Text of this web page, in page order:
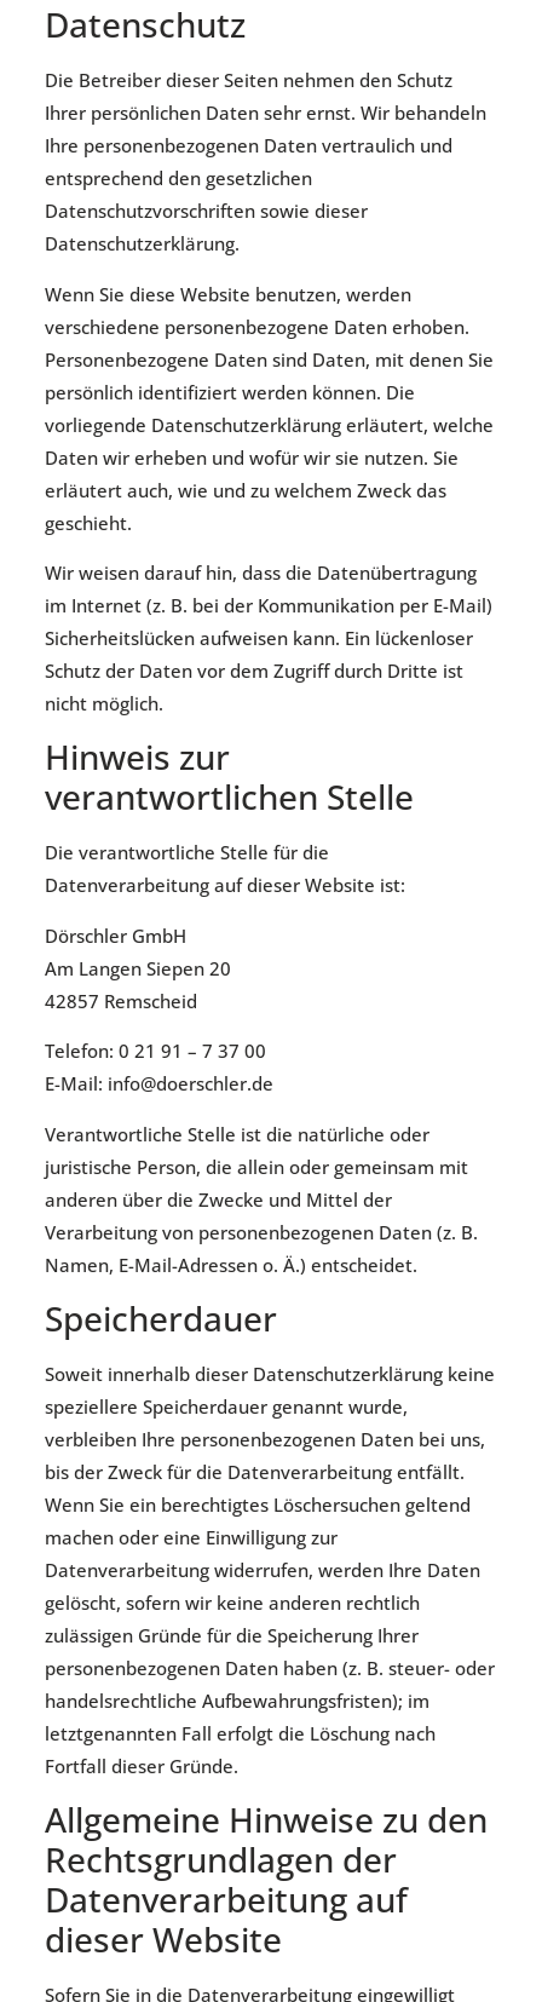
Datenschutz
Die Betreiber dieser Seiten nehmen den Schutz
Ihrer persönlichen Daten sehr ernst. Wir behandeln
Ihre personenbezogenen Daten vertraulich und
entsprechend den gesetzlichen
Datenschutzvorschriften sowie dieser
Datenschutzerklärung.
Wenn Sie diese Website benutzen, werden
verschiedene personenbezogene Daten erhoben.
Personenbezogene Daten sind Daten, mit denen Sie
persönlich identifiziert werden können. Die
vorliegende Datenschutzerklärung erläutert, welche
Daten wir erheben und wofür wir sie nutzen. Sie
erläutert auch, wie und zu welchem Zweck das
geschieht.
Wir weisen darauf hin, dass die Datenübertragung
im Internet (z. B. bei der Kommunikation per E-Mail)
Sicherheitslücken aufweisen kann. Ein lückenloser
Schutz der Daten vor dem Zugriff durch Dritte ist
nicht möglich.
Hinweis zur
verantwortlichen Stelle
Die verantwortliche Stelle für die
Datenverarbeitung auf dieser Website ist:
Dörschler GmbH
Am Langen Siepen 20
42857 Remscheid
Telefon: 0 21 91 – 7 37 00
E-Mail: info@doerschler.de
Verantwortliche Stelle ist die natürliche oder
juristische Person, die allein oder gemeinsam mit
anderen über die Zwecke und Mittel der
Verarbeitung von personenbezogenen Daten (z. B.
Namen, E-Mail-Adressen o. Ä.) entscheidet.
Speicherdauer
Soweit innerhalb dieser Datenschutzerklärung keine
speziellere Speicherdauer genannt wurde,
verbleiben Ihre personenbezogenen Daten bei uns,
bis der Zweck für die Datenverarbeitung entfällt.
Wenn Sie ein berechtigtes Löschersuchen geltend
machen oder eine Einwilligung zur
Datenverarbeitung widerrufen, werden Ihre Daten
gelöscht, sofern wir keine anderen rechtlich
zulässigen Gründe für die Speicherung Ihrer
personenbezogenen Daten haben (z. B. steuer- oder
handelsrechtliche Aufbewahrungsfristen); im
letztgenannten Fall erfolgt die Löschung nach
Fortfall dieser Gründe.
Allgemeine Hinweise zu den
Rechtsgrundlagen der
Datenverarbeitung auf
dieser Website
Sofern Sie in die Datenverarbeitung eingewilligt